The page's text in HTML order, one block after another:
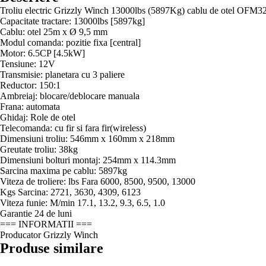
Troliu electric Grizzly Winch 13000lbs (5897Kg) cablu de otel
Capacitate tractare: 13000lbs [5897kg]
Cablu: otel 25m x Ø 9,5 mm
Modul comanda: pozitie fixa [central]
Motor: 6.5CP [4.5kW]
Tensiune: 12V
Transmisie: planetara cu 3 paliere
Reductor: 150:1
Ambreiaj: blocare/deblocare manuala
Frana: automata
Ghidaj: Role de otel
Telecomanda: cu fir si fara fir(wireless)
Dimensiuni troliu: 546mm x 160mm x 218mm
Greutate troliu: 38kg
Dimensiuni bolturi montaj: 254mm x 114.3mm
Sarcina maxima pe cablu: 5897kg
Viteza de troliere: lbs Fara 6000, 8500, 9500, 13000
Kgs Sarcina: 2721, 3630, 4309, 6123
Viteza funie: M/min 17.1, 13.2, 9.3, 6.5, 1.0
Garantie 24 de luni
=== INFORMATII ===
Producator Grizzly Winch
Produse similare